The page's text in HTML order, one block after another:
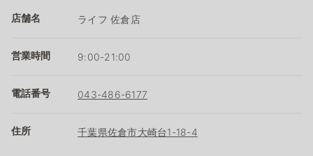
店舗名 ライフ 佐倉店
営業時間 9:00-21:00
電話番号 043-486-6177
住所 千葉県佐倉市大崎台1-18-4